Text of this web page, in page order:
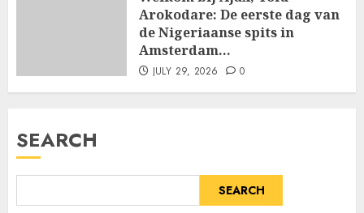
Arokodare: De eerste dag van
de Nigeriaanse spits in
Amsterdam…
JULY 29, 2026 0
SEARCH
SEARCH